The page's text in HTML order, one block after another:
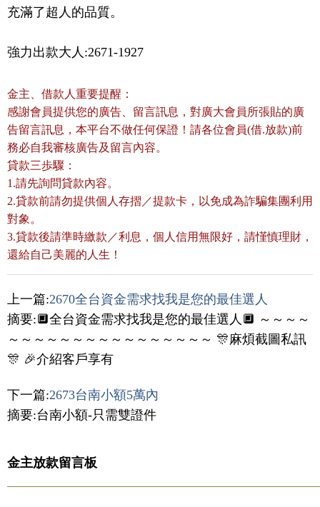
充滿了超人的品質。
強力出款大人:2671-1927
金主、借款人重要提醒：
感謝會員提供您的廣告、留言訊息，對廣大會員所張貼的廣
告留言訊息，本平台不做任何保證！請各位會員(借.放款)前
務必自我審核廣告及留言內容。
貸款三歩驟：
1.請先詢問貸款內容。
2.貸款前請勿提供個人存摺／提款卡，以免成為詐騙集團利用
對象。
3.貸款後請準時繳款／利息，個人信用無限好，請慬慎理財，
還給自己美麗的人生！
上一篇:2670全台資金需求找我是您的最佳選人
摘要:🔲全台資金需求找我是您的最佳選人🔲 ～～～～
～～～～～～～～～～～～～～～～ 🎊麻煩截圖私訊
🎊 🎉介紹客戶享有
下一篇:2673台南小額5萬內
摘要:台南小額-只需雙證件
金主放款留言板